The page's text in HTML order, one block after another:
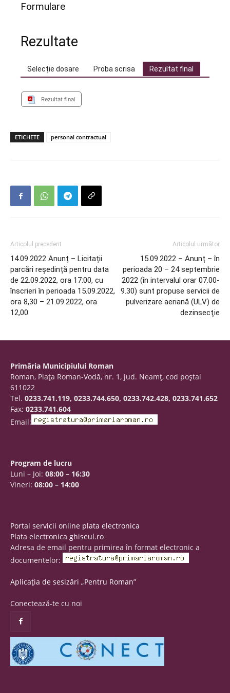
Formulare
Rezultate
Selecție dosare Proba scrisa Rezultat final
Rezultat final
ETICHETE personal contractual
Articolul precedent
14.09.2022 Anunț – Licitații
parcări reședință pentru data
de 22.09.2022, ora 17:00, cu
înscrieri în perioada 15.09.2022,
ora 8,30 – 21.09.2022, ora
12,00
Articolul următor
15.09.2022 – Anunț – în
perioada 20 – 24 septembrie
2022 (în intervalul orar 07.00-
9.30) sunt propuse servicii de
pulverizare aeriană (ULV) de
dezinsecţie
Primăria Municipiului Roman
Roman, Piaţa Roman-Vodă, nr. 1, jud. Neamţ, cod poştal
611022
Tel. 0233.741.119, 0233.744.650, 0233.742.428, 0233.741.652
Fax: 0233.741.604
Email:
Program de lucru
Luni – Joi: 08:00 – 16:30
Vineri: 08:00 – 14:00
Portal servicii online plata electronica
Plata electronica ghiseul.ro
Adresa de email pentru primirea în format electronic a
documentelor:
Aplicația de sesizări „Pentru Roman”
Conectează-te cu noi